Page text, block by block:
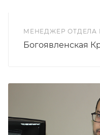
МЕНЕДЖЕР
Богоявленская